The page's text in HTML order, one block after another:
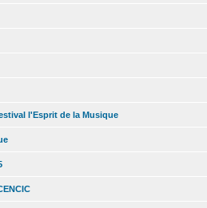
l'Esprit de la Musique